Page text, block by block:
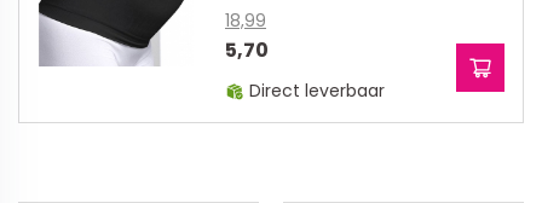
18,99
5,70
Direct leverbaar